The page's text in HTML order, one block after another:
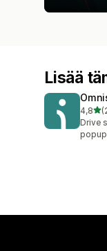
Lisää
4,8/ 5
2952
Drive